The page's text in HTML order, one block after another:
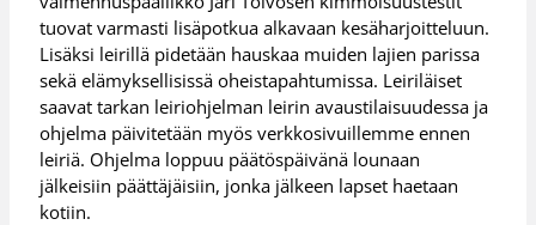
tuovat varmasti lisäpotkua alkavaan kesäharjoitteluun.
Lisäksi leirillä pidetään hauskaa muiden lajien parissa
sekä elämyksellisissä oheistapahtumissa. Leiriläiset
saavat tarkan leiriohjelman leirin avaustilaisuudessa ja
ohjelma päivitetään myös verkkosivuillemme ennen
leiriä. Ohjelma loppuu päätöspäivänä lounaan
jälkeisiin päättäjäisiin, jonka jälkeen lapset haetaan
kotiin.